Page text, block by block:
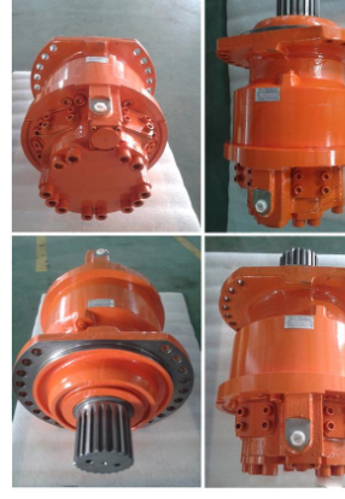
12700
Snelheidswaaier
(r/min)
0-140 0-140
Max.power (kW)
De standaardverplaatsing
omwenteling 73kW, geen